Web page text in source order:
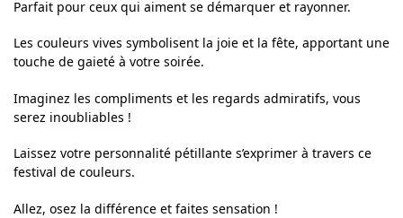
Parfait pour ceux qui aiment se démarquer et rayonner.
Les couleurs vives symbolisent la joie et la fête, apportant une
touche de gaieté à votre soirée.
Imaginez les compliments et les regards admiratifs, vous
serez inoubliables !
Laissez votre personnalité pétillante s’exprimer à travers ce
festival de couleurs.
Allez, osez la différence et faites sensation !